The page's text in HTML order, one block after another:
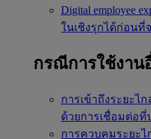
Digital employee
ในเชิงรุกได้ก่อนที่
กรณีการใช้งาน
การเข้าถึงระยะไก
ด้วยการเชื่อมต่อที่
การควบคุมระยะไ